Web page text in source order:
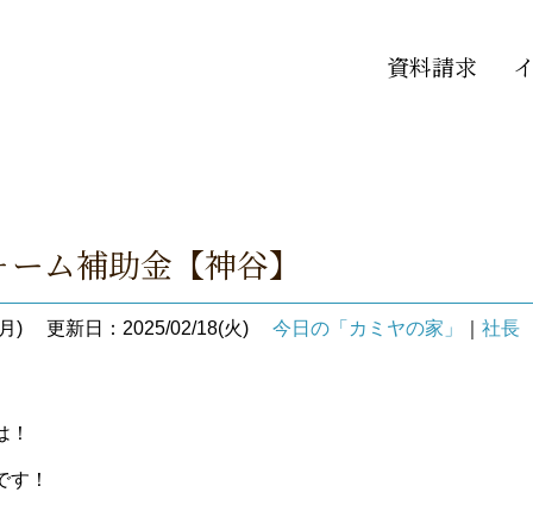
資料請求
ム補助金【神谷】
) 更新日：2025/02/18(火) 今日の「カミヤの家」 社長
！